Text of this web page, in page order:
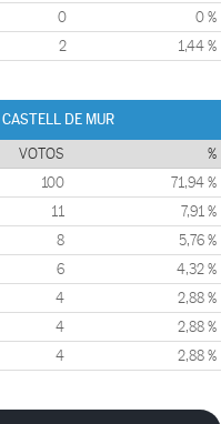
0 0 %
2 1,44 %
DE MUR
VOTOS %
100 71,94 %
11 7,91 %
8 5,76 %
6 4,32 %
4 2,88 %
4 2,88 %
4 2,88 %